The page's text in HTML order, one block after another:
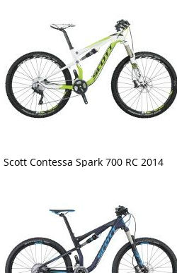
Scott Contessa Spark 700 RC 2014